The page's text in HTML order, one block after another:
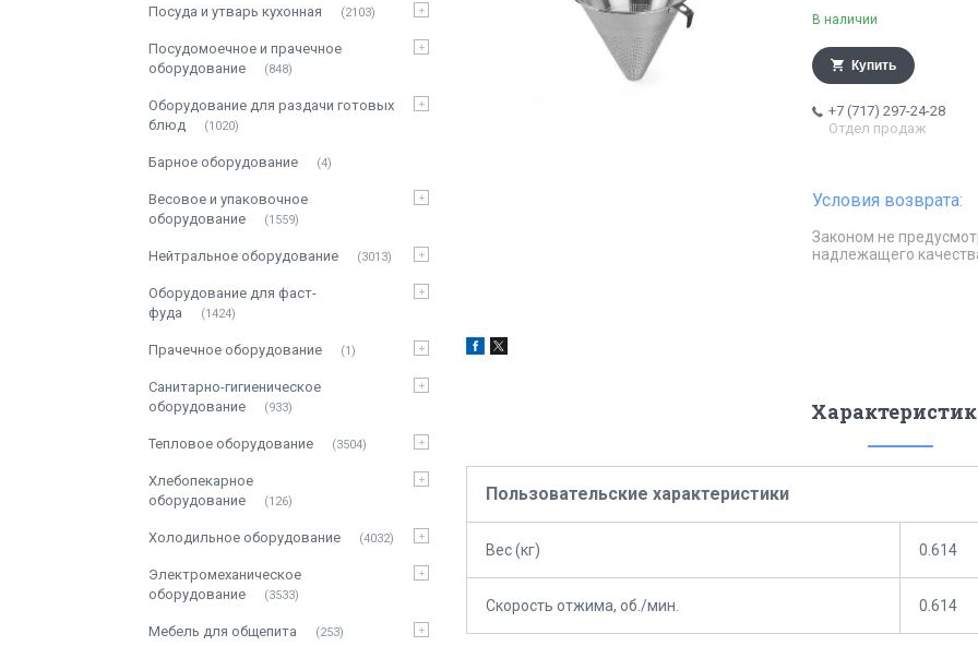
В наличии
Купить
+7 (717) 297-24-28
Отдел продаж
Законом не
надлежащего
Пользовательские характеристики
Вес (кг) 0.614
Скорость отжима, об./мин. 0.614
Посуда и утварь кухонная 2103
Посудомоечное и прачечное
оборудование
848
Оборудование для раздачи готовых
блюд
1020
Барное оборудование 4
Весовое и упаковочное
оборудование
1559
Нейтральное оборудование 3013
Оборудование для фаст-
фуда
1424
Прачечное оборудование 1
Санитарно-гигиеническое
оборудование
933
Тепловое оборудование 3504
Хлебопекарное
оборудование
126
Холодильное оборудование 4032
Электромеханическое
оборудование
3533
Мебель для общепита 253